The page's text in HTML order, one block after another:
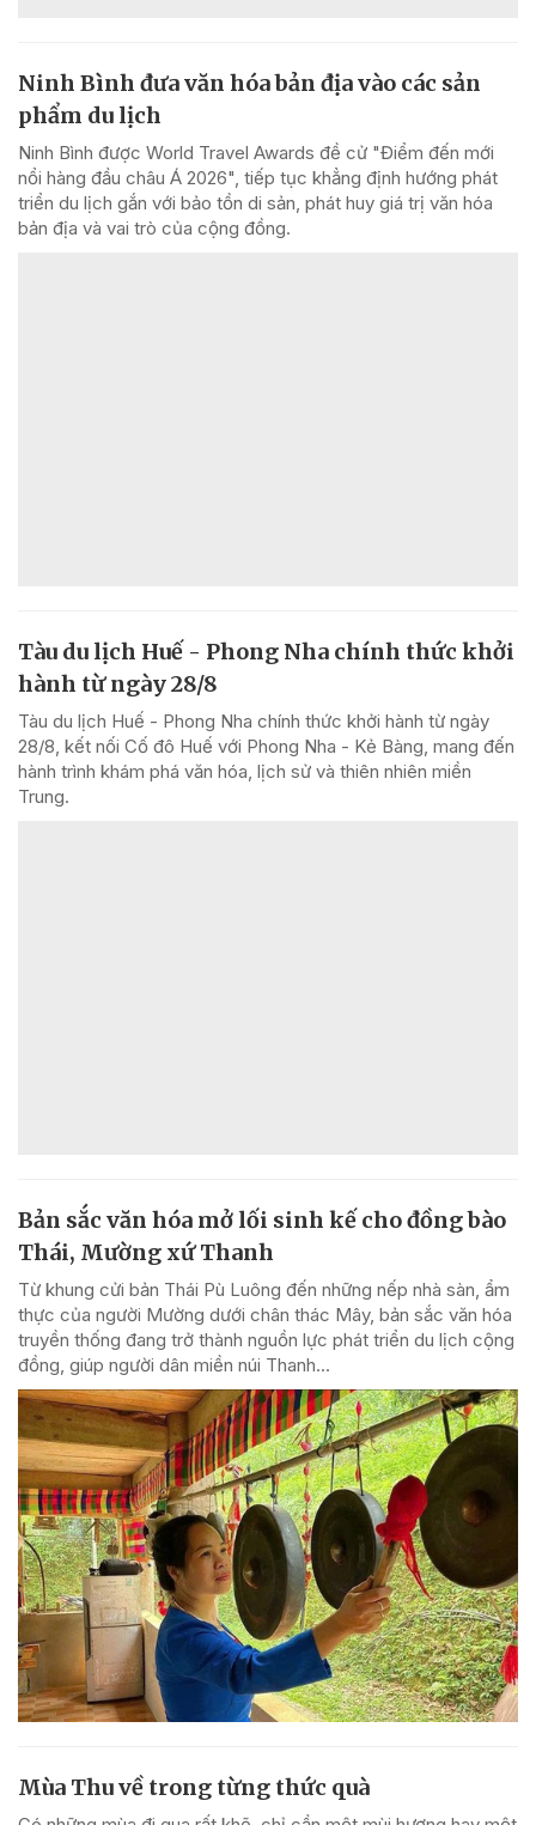
Ninh Bình đưa văn hóa bản địa vào các sản
phẩm du lịch
Ninh Bình được World Travel Awards đề cử "Điểm đến mới
nổi hàng đầu châu Á 2026", tiếp tục khẳng định hướng phát
triển du lịch gắn với bảo tồn di sản, phát huy giá trị văn hóa
bản địa và vai trò của cộng đồng.
Tàu du lịch Huế - Phong Nha chính thức khởi
hành từ ngày 28/8
Tàu du lịch Huế - Phong Nha chính thức khởi hành từ ngày
28/8, kết nối Cố đô Huế với Phong Nha - Kẻ Bàng, mang đến
hành trình khám phá văn hóa, lịch sử và thiên nhiên miền
Trung.
Bản sắc văn hóa mở lối sinh kế cho đồng bào
Thái, Mường xứ Thanh
Từ khung cửi bản Thái Pù Luông đến những nếp nhà sàn, ẩm
thực của người Mường dưới chân thác Mây, bản sắc văn hóa
truyền thống đang trở thành nguồn lực phát triển du lịch cộng
đồng, giúp người dân miền núi Thanh...
Mùa Thu về trong từng thức quà